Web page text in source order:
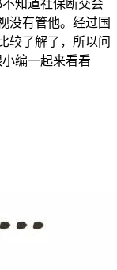
知道社保断交会
没有管他。经过国
较了解了，所以问
编一起来看看